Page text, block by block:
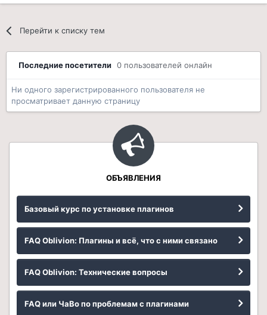
Перейти к списку тем
Последние посетители 0 пользователей онлайн
Ни одного зарегистрированного пользователя не
просматривает данную страницу
ОБЪЯВЛЕНИЯ
Базовый курс по установке плагинов
FAQ Oblivion: Плагины и всё, что с ними связано
FAQ Oblivion: Технические вопросы
FAQ или ЧаВо по проблемам с плагинами